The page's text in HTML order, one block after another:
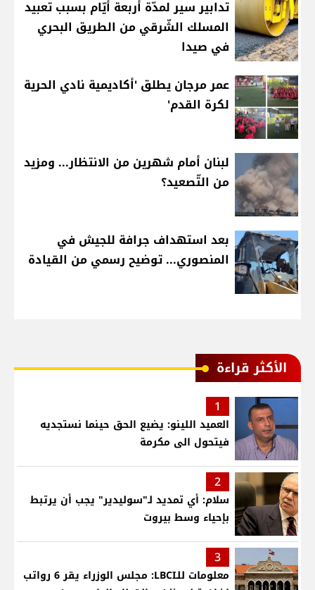
تدابير سير لمدّة أربعة أيّام بسبب تعبيد
المسلك الشّرقي من الطريق البحري
في صيدا
عمر مرجان يطلق 'أكاديمية نادي الحرية
لكرة القدم'
لبنان أمام شهرين من الانتظار... ومزيد
من التّصعيد؟
بعد استهداف جرافة للجيش في
المنصوري... توضيح رسمي من القيادة
الأكثر قراءة
1
العميد اللينو: يضيع الحق حينما نستجديه
فيتحول الى مكرمة
2
سلام: أي تمديد لـ"سوليدير" يجب أن يرتبط
بإحياء وسط بيروت
3
معلومات للـLBCI: مجلس الوزراء يقر 6 رواتب